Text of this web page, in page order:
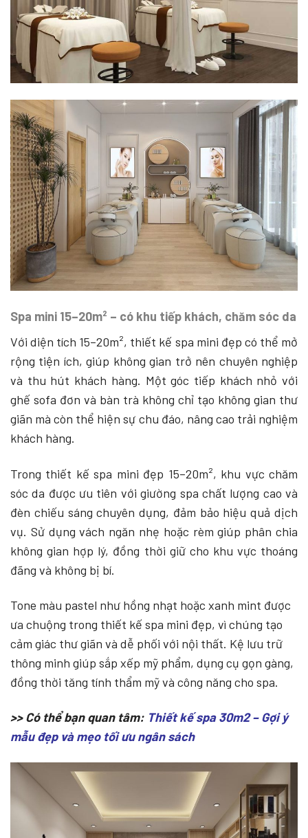
Spa mini 15–20m² – có khu tiếp khách, chăm sóc da
Với diện tích 15–20m², thiết kế spa mini đẹp có thể mở
rộng tiện ích, giúp không gian trở nên chuyên nghiệp
và thu hút khách hàng. Một góc tiếp khách nhỏ với
ghế sofa đơn và bàn trà không chỉ tạo không gian thư
giãn mà còn thể hiện sự chu đáo, nâng cao trải nghiệm
khách hàng.
Trong thiết kế spa mini đẹp 15–20m², khu vực chăm
sóc da được ưu tiên với giường spa chất lượng cao và
đèn chiếu sáng chuyên dụng, đảm bảo hiệu quả dịch
vụ. Sử dụng vách ngăn nhẹ hoặc rèm giúp phân chia
không gian hợp lý, đồng thời giữ cho khu vực thoáng
đãng và không bị bí.
Tone màu pastel như hồng nhạt hoặc xanh mint được
ưa chuộng trong thiết kế spa mini đẹp, vì chúng tạo
cảm giác thư giãn và dễ phối với nội thất. Kệ lưu trữ
thông minh giúp sắp xếp mỹ phẩm, dụng cụ gọn gàng,
đồng thời tăng tính thẩm mỹ và công năng cho spa.
>> Có thể bạn quan tâm: Thiết kế spa 30m2 – Gợi ý
mẫu đẹp và mẹo tối ưu ngân sách